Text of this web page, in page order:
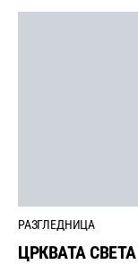
РАЗГЛЕДНИЦА
ЦРКВАТА